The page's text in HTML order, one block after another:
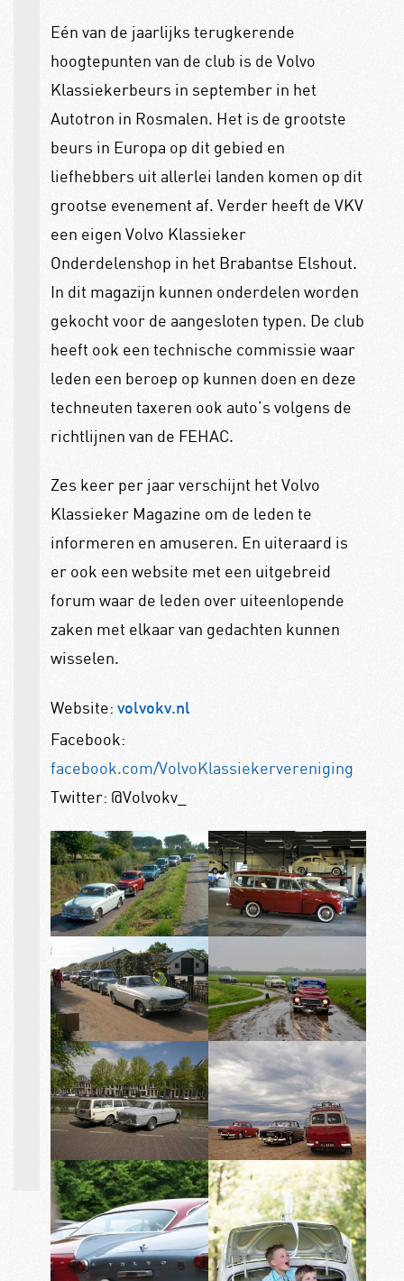
Eén van de jaarlijks terugkerende
hoogtepunten van de club is de Volvo
Klassiekerbeurs in september in het
Autotron in Rosmalen. Het is de grootste
beurs in Europa op dit gebied en
liefhebbers uit allerlei landen komen op dit
grootse evenement af. Verder heeft de VKV
een eigen Volvo Klassieker
Onderdelenshop in het Brabantse Elshout.
In dit magazijn kunnen onderdelen worden
gekocht voor de aangesloten typen. De club
heeft ook een technische commissie waar
leden een beroep op kunnen doen en deze
techneuten taxeren ook auto’s volgens de
richtlijnen van de FEHAC.
Zes keer per jaar verschijnt het Volvo
Klassieker Magazine om de leden te
informeren en amuseren. En uiteraard is
er ook een website met een uitgebreid
forum waar de leden over uiteenlopende
zaken met elkaar van gedachten kunnen
wisselen.
Website: volvokv.nl
Facebook:
facebook.com/VolvoKlassiekervereniging
Twitter: @Volvokv_